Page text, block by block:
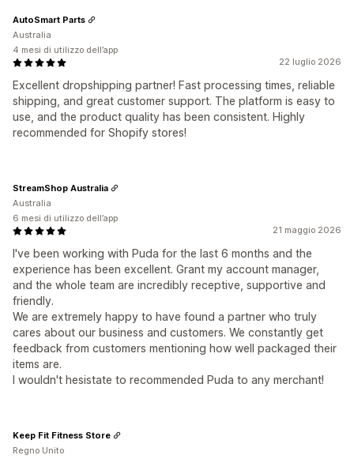
22 luglio 2026
Excellent dropshipping partner! Fast processing times, reliable
shipping, and great customer support. The platform is easy to
use, and the product quality has been consistent. Highly
recommended for Shopify stores!
AutoSmart Parts
Australia
4 mesi di utilizzo dell’app
21 maggio 2026
I've been working with Puda for the last 6 months and the
experience has been excellent. Grant my account manager,
and the whole team are incredibly receptive, supportive and
friendly.
We are extremely happy to have found a partner who truly
cares about our business and customers. We constantly get
feedback from customers mentioning how well packaged their
items are.
I wouldn't hesistate to recommended Puda to any merchant!
StreamShop Australia
Australia
6 mesi di utilizzo dell’app
Keep Fit Fitness Store
Regno Unito